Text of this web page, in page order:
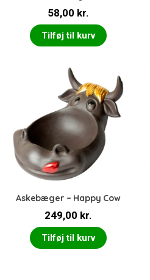
58,00 kr.
Tilføj til kurv
Askebæger – Happy Cow
249,00 kr.
Tilføj til kurv